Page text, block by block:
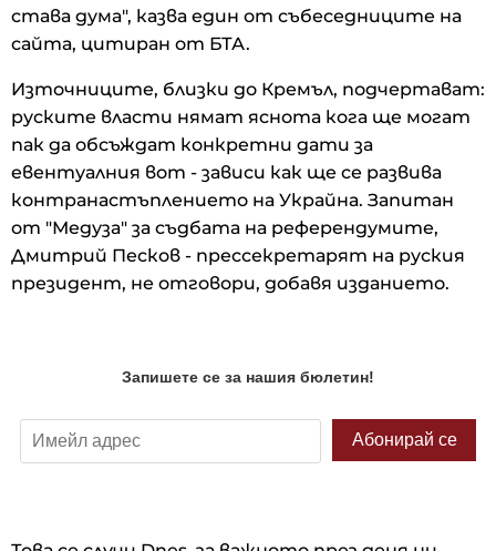
става дума", казва един от събеседниците на
сайта, цитиран от БТА.
Източниците, близки до Кремъл, подчертават:
руските власти нямат яснота кога ще могат
пак да обсъждат конкретни дати за
евентуалния вот - зависи как ще се развива
контранастъплението на Украйна. Запитан
от "Медуза" за съдбата на референдумите,
Дмитрий Песков - прессекретарят на руския
президент, не отговори, добавя изданието.